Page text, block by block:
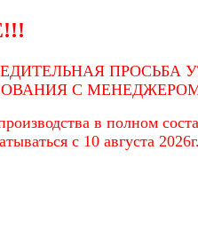
ПРОСЬБА
С
в полном
с 10 августа 2026г.